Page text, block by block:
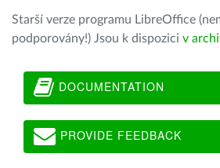
Starší verze programu LibreOffice
podporovány!) Jsou k dispozici v
DOCUMENTATION
PROVIDE FEEDBACK